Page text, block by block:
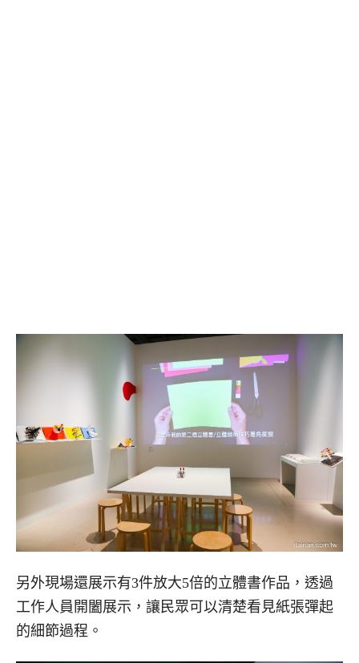
另外現場還展示有3件放大5倍的立體書作品，透過
工作人員開闔展示，讓民眾可以清楚看見紙張彈起
的細節過程。